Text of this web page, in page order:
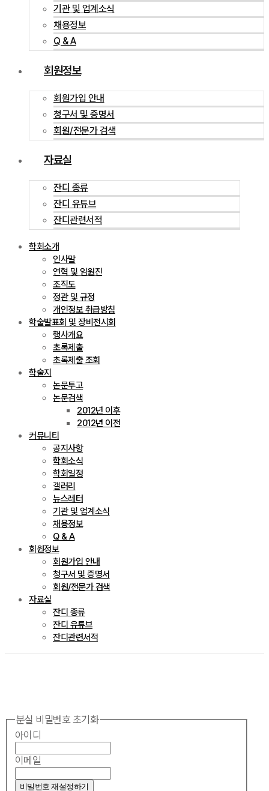
기관 및 업계소식
채용정보
Q & A
회원정보
회원가입 안내
청구서 및 증명서
회원/전문가 검색
자료실
잔디 종류
잔디 유튜브
잔디관련서적
학회소개
인사말
연혁 및 임원진
조직도
정관 및 규정
개인정보 취급방침
학술발표회 및 장비전시회
행사개요
초록제출
초록제출 조회
학술지
논문투고
논문검색
2012년 이후
2012년 이전
커뮤니티
공지사항
학회소식
학회일정
갤러리
뉴스레터
기관 및 업계소식
채용정보
Q & A
회원정보
회원가입 안내
청구서 및 증명서
회원/전문가 검색
자료실
잔디 종류
잔디 유튜브
잔디관련서적
분실 비밀번호 초기화
아이디
이메일